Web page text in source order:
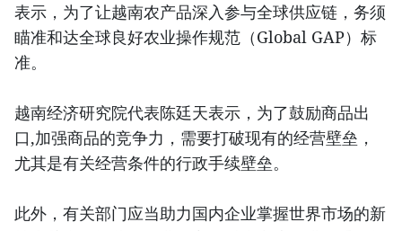
表示，为了让越南农产品深入参与全球供应链，务须
瞄准和达全球良好农业操作规范（Global GAP）标
准。
越南经济研究院代表陈廷天表示，为了鼓励商品出
口,加强商品的竞争力，需要打破现有的经营壁垒，
尤其是有关经营条件的行政手续壁垒。
此外，有关部门应当助力国内企业掌握世界市场的新